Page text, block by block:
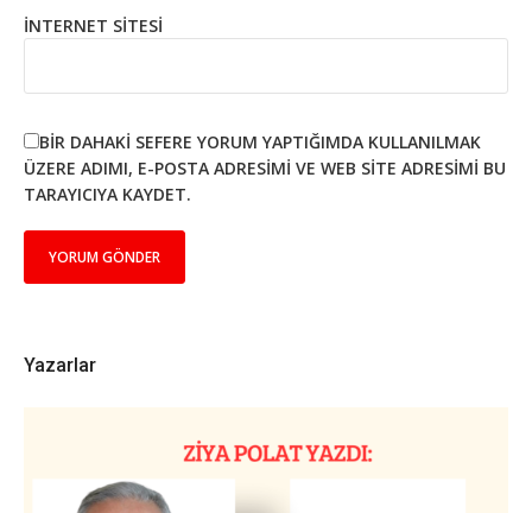
İNTERNET SITESI
BIR DAHAKI SEFERE YORUM YAPTIĞIMDA KULLANILMAK
ÜZERE ADIMI, E-POSTA ADRESIMI VE WEB SITE ADRESIMI BU
TARAYICIYA KAYDET.
Yazarlar